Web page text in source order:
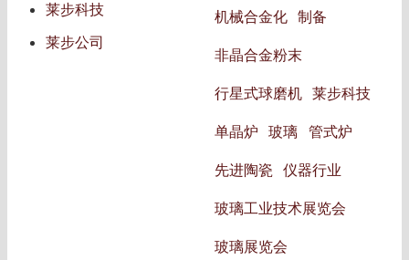
莱步科技
莱步公司
机械合金化 制备
非晶合金粉末
行星式球磨机 莱步科技
单晶炉 玻璃 管式炉
先进陶瓷 仪器行业
玻璃工业技术展览会
玻璃展览会